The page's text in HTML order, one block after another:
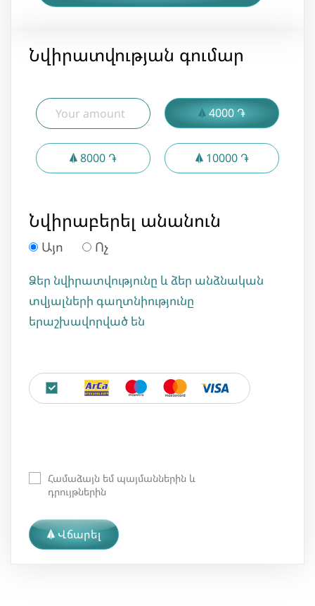
Նվիրատվության գումար
4000 ֏
8000 ֏ 10000 ֏
Նվիրաբերել անանուն
Այո Ոչ
Ձեր նվիրատվությունը և ձեր անձնական
տվյալների գաղտնիությունը
երաշխավորված են
Համաձայն եմ պայմաններին և
դրույթներին
Վճարել